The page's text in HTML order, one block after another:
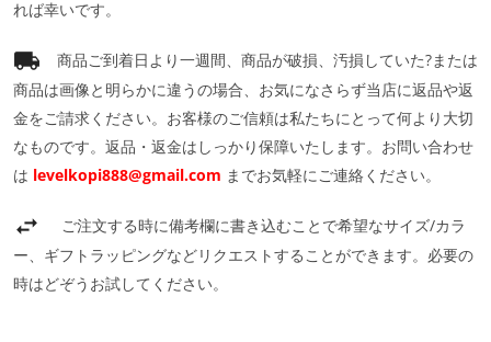
れば幸いです。
商品ご到着日より一週間、商品が破損、汚損していた?または
商品は画像と明らかに違うの場合、お気になさらず当店に返品や返
金をご請求ください。お客様のご信頼は私たちにとって何より大切
なものです。返品・返金はしっかり保障いたします。お問い合わせ
は levelkopi888@gmail.com までお気軽にご連絡ください。
ご注文する時に備考欄に書き込むことで希望なサイズ/カラ
ー、ギフトラッピングなどリクエストすることができます。必要の
時はどぞうお試してください。